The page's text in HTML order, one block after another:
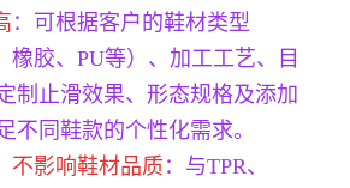
：可根据客户的鞋材类型
橡胶、PU等）、加工工艺、目
制止滑效果、形态规格及添加
不同鞋款的个性化需求。
不影响鞋材品质 ：与TPR、